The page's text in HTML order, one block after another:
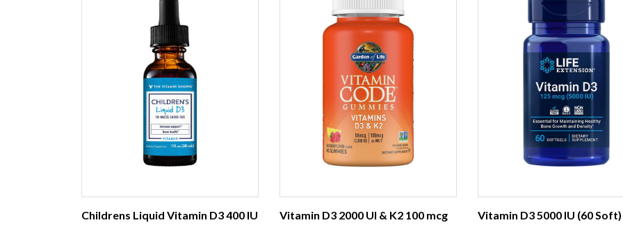
Childrens Liquid Vitamin D3 400 IU
Vitamin D3 2000 UI & K2 100 mcg
Vitamin D3 5000 IU (60 Soft)